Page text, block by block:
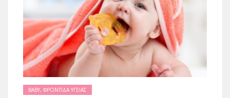
BABY, ΦΡΟΝΤΙΔΑ ΥΓΕΙΑΣ